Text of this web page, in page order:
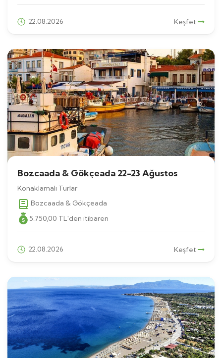
22.08.2026 Keşfet
Bozcaada & Gökçeada 22-23 Ağustos
Konaklamalı Turlar
Bozcaada & Gökçeada
5.750,00 TL'den itibaren
22.08.2026 Keşfet